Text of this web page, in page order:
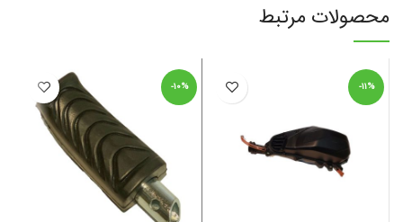
محصولات مرتبط
-۱۱% -۱۰%